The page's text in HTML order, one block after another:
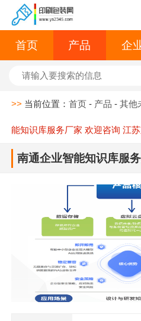
首页 产品 企
>> 当前位置：首页 - 产品 -其他
能知识库服务厂家 欢迎咨询 江
南通企业智能知识库服